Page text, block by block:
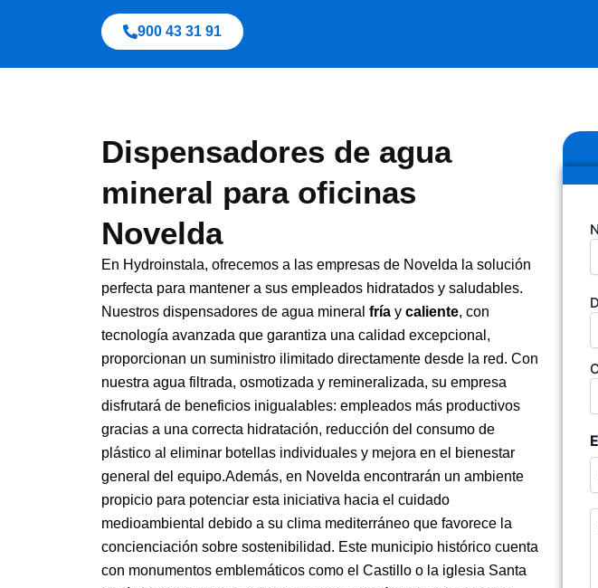
900 43 31 91
Dispensadores de agua
mineral para oficinas
Novelda
En Hydroinstala, ofrecemos a las empresas de Novelda la solución
perfecta para mantener a sus empleados hidratados y saludables.
Nuestros dispensadores de agua mineral fría y caliente, con
tecnología avanzada que garantiza una calidad excepcional,
proporcionan un suministro ilimitado directamente desde la red. Con
nuestra agua filtrada, osmotizada y remineralizada, su empresa
disfrutará de beneficios inigualables: empleados más productivos
gracias a una correcta hidratación, reducción del consumo de
plástico al eliminar botellas individuales y mejora en el bienestar
general del equipo.Además, en Novelda encontrarán un ambiente
propicio para potenciar esta iniciativa hacia el cuidado
medioambiental debido a su clima mediterráneo que favorece la
concienciación sobre sostenibilidad. Este municipio histórico cuenta
con monumentos emblemáticos como el Castillo o la iglesia Santa